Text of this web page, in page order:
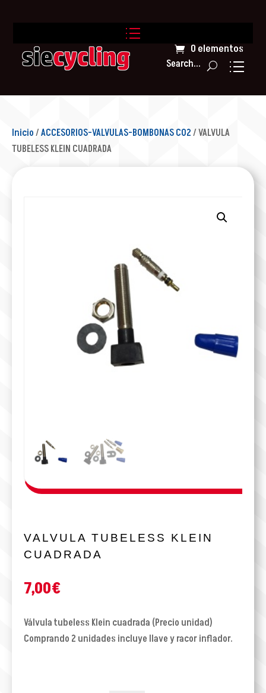
0 elementos
Search...
Inicio/ACCESORIOS-VALVULAS-BOMBONAS CO2/ VALVULA
TUBELESS KLEIN CUADRADA
VALVULA TUBELESS KLEIN
CUADRADA
7,00€
Válvula tubeless Klein cuadrada (Precio unidad)
Comprando 2 unidades incluye llave y racor inflador.